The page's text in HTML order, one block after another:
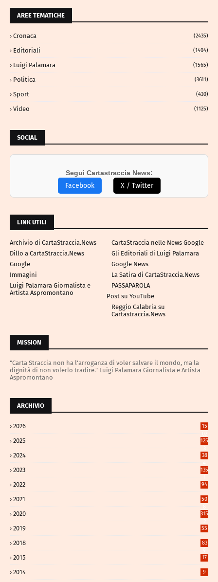
AREE TEMATICHE
Cronaca (2435)
Editoriali (1404)
Luigi Palamara (1565)
Politica (3611)
Sport (430)
Video (1125)
SOCIAL
Segui Cartastraccia News:
Facebook X / Twitter
LINK UTILI
Archivio di CartaStraccia.News
CartaStraccia nelle News Google
Dillo a CartaStraccia.News
Gli Editoriali di Luigi Palamara
Google
Google News
Immagini
La Satira di CartaStraccia.News
Luigi Palamara Giornalista e
Artista Aspromontano
PASSAPAROLA
Post su YouTube
Reggio Calabria su
Cartastraccia.News
MISSION
"Carta Straccia non ha l'arroganza di voler salvare il mondo, ma la
dignità di non volerlo tradire." Luigi Palamara Giornalista e Artista
Aspromontano
ARCHIVIO
2026
15
02
2025
125
3
2024
38
4
2023
135
1
2022 94
2021
50
8
2020
315
2
2019 55
2018
83
9
2015 17
2014 9